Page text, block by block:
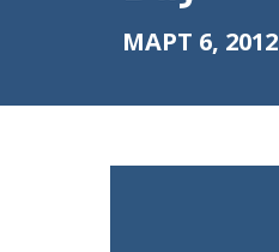
МАРТ 6, 2012